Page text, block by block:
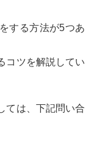
する方法が5つあ
コツを解説してい
ては、下記問い合